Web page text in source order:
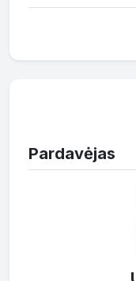
Pardavėjas